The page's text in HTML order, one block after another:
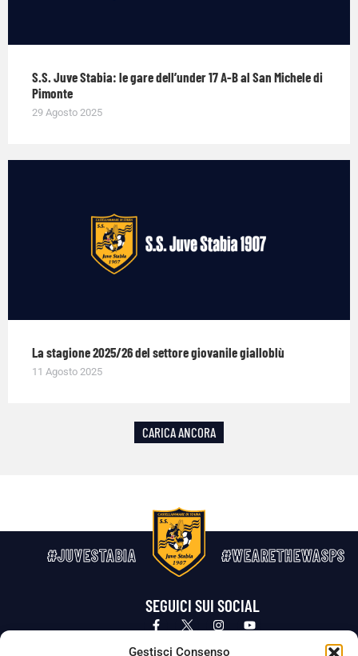
Gestisci Consenso
S.S. Juve Stabia: le gare dell’under 17 A-B al San Michele di
Pimonte
29 Agosto 2025
La stagione 2025/26 del settore giovanile gialloblù
11 Agosto 2025
CARICA ANCORA
#JUVESTABIA #WEARETHEWASPS
SEGUICI SUI SOCIAL
Privacy Policy Cookie Policy